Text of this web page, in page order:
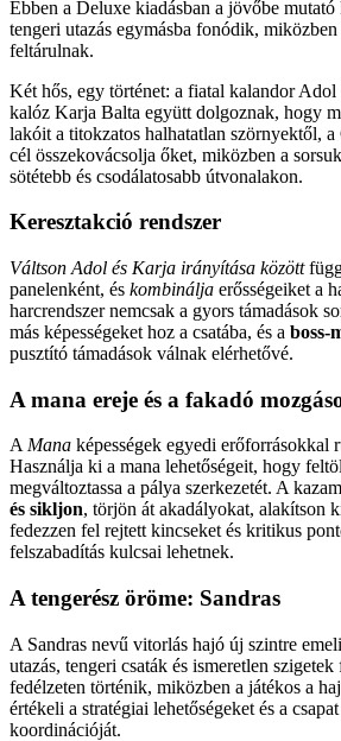
Ebben a Deluxe kiadásban a jövőbe
tengeri utazás egymásba fonódik,
feltárulnak.
Két hős, egy történet: a fiatal kalandor Adol
kalóz Karja Balta együtt dolgoznak, hogy
lakóit a titokzatos halhatatlan szörnyektől,
cél összekovácsolja őket, miközben a
sötétebb és csodálatosabb útvonalakon.
Keresztakció rendszer
Váltson Adol és Karja irányítása között
panelenként, és kombinálja erősségeiket a
harcrendszer nemcsak a gyors támadások
más képességeket hoz a csatába, és a boss-
pusztító támadások válnak elérhetővé.
A mana ereje és a fakadó
AMana képességek egyedi erőforrásokkal
Használja ki a mana lehetőségeit, hogy
megváltoztassa a pálya szerkezetét. A
és sikljon, törjön át akadályokat, alakítson
fedezzen fel rejtett kincseket és kritikus
felszabadítás kulcsai lehetnek.
A tengerész öröme: Sandras
A Sandras nevű vitorlás hajó új szintre
utazás, tengeri csaták és ismeretlen
fedélzeten történik, miközben a játékos a
értékeli a stratégiai lehetőségeket és a
koordinációját.